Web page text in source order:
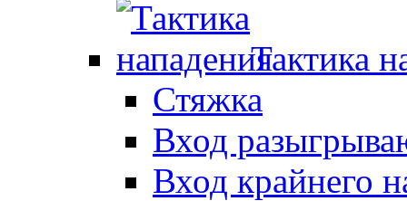
Тактика
Стяжка
Вход
Вход крайнего